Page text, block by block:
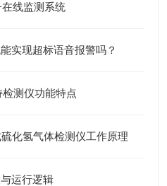
线监测系统
实现超标语音报警吗？
测仪功能特点
化氢气体检测仪工作原理
运行逻辑